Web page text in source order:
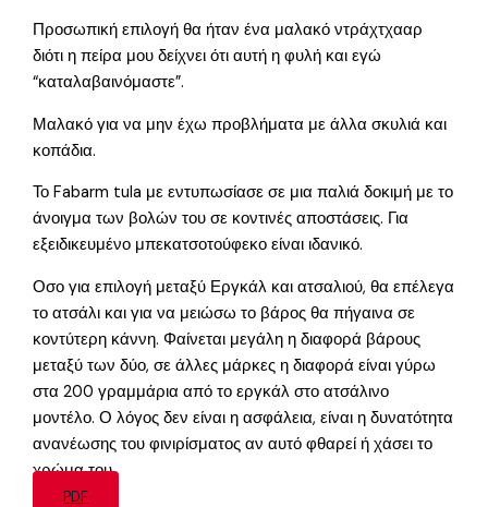
Προσωπική επιλογή θα ήταν ένα μαλακό ντράχτχααρ
διότι η πείρα μου δείχνει ότι αυτή η φυλή και εγώ
“καταλαβαινόμαστε”.
Μαλακό για να μην έχω προβλήματα με άλλα σκυλιά και
κοπάδια.
Το Fabarm tula με εντυπωσίασε σε μια παλιά δοκιμή με το
άνοιγμα των βολών του σε κοντινές αποστάσεις. Για
εξειδικευμένο μπεκατσοτούφεκο είναι ιδανικό.
Οσο για επιλογή μεταξύ Εργκάλ και ατσαλιού, θα επέλεγα
το ατσάλι και για να μειώσω το βάρος θα πήγαινα σε
κοντύτερη κάννη. Φαίνεται μεγάλη η διαφορά βάρους
μεταξύ των δύο, σε άλλες μάρκες η διαφορά είναι γύρω
στα 200 γραμμάρια από το εργκάλ στο ατσάλινο
μοντέλο. Ο λόγος δεν είναι η ασφάλεια, είναι η δυνατότητα
ανανέωσης του φινιρίσματος αν αυτό φθαρεί ή χάσει το
χρώμα του.
PDF